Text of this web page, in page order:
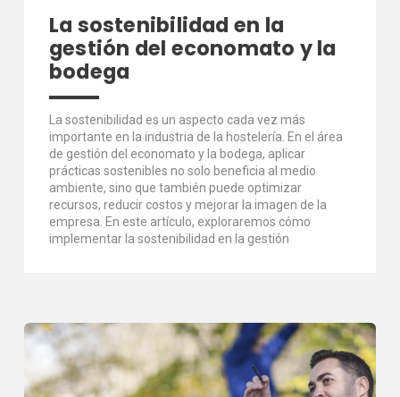
La sostenibilidad en la
gestión del economato y la
bodega
La sostenibilidad es un aspecto cada vez más
importante en la industria de la hostelería. En el área
de gestión del economato y la bodega, aplicar
prácticas sostenibles no solo beneficia al medio
ambiente, sino que también puede optimizar
recursos, reducir costos y mejorar la imagen de la
empresa. En este artículo, exploraremos cómo
implementar la sostenibilidad en la gestión